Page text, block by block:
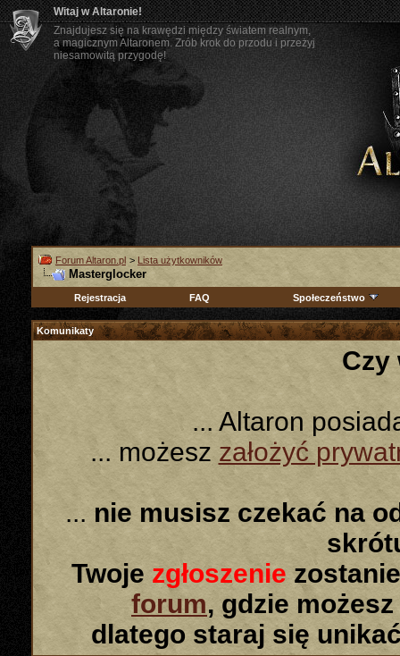
Witaj w Altaronie!
Znajdujesz się na krawędzi między światem realnym,
a magicznym Altaronem. Zrób krok do przodu i przeżyj
niesamowitą przygodę!
Forum Altaron.pl > Lista użytkowników
Masterglocker
Rejestracja FAQ Społeczeństwo
Komunikaty
Czy
... Altaron
... możeszzałożyć
... nie musisz czekać na
Twoje zgłoszenie
forum, gdzie
dlatego staraj się